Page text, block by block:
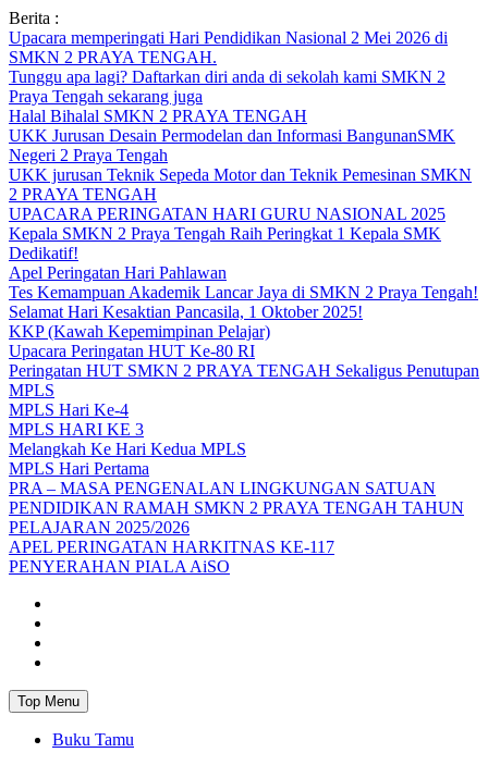
Skip
to
content
Berita :
Upacara memperingati Hari Pendidikan Nasional 2 Mei 2026 di
SMKN 2 PRAYA TENGAH.
Tunggu apa lagi? Daftarkan diri anda di sekolah kami SMKN 2
Praya Tengah sekarang juga
Halal Bihalal SMKN 2 PRAYA TENGAH
UKK Jurusan Desain Permodelan dan Informasi BangunanSMK
Negeri 2 Praya Tengah
UKK jurusan Teknik Sepeda Motor dan Teknik Pemesinan SMKN
2 PRAYA TENGAH
UPACARA PERINGATAN HARI GURU NASIONAL 2025
Kepala SMKN 2 Praya Tengah Raih Peringkat 1 Kepala SMK
Dedikatif!
Apel Peringatan Hari Pahlawan
Tes Kemampuan Akademik Lancar Jaya di SMKN 2 Praya Tengah!
Selamat Hari Kesaktian Pancasila, 1 Oktober 2025!
KKP (Kawah Kepemimpinan Pelajar)
Upacara Peringatan HUT Ke-80 RI
Peringatan HUT SMKN 2 PRAYA TENGAH Sekaligus Penutupan
MPLS
MPLS Hari Ke-4
MPLS HARI KE 3
Melangkah Ke Hari Kedua MPLS
MPLS Hari Pertama
PRA – MASA PENGENALAN LINGKUNGAN SATUAN
PENDIDIKAN RAMAH SMKN 2 PRAYA TENGAH TAHUN
PELAJARAN 2025/2026
APEL PERINGATAN HARKITNAS KE-117
PENYERAHAN PIALA AiSO
Top Menu
Buku Tamu